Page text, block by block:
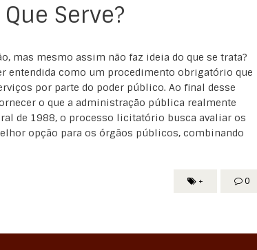
Serve?
mas mesmo assim não faz ideia do que se trata?
entendida como um procedimento obrigatório que
por parte do poder público. Ao final desse
o que a administração pública realmente
de 1988, o processo licitatório busca avaliar os
opção para os órgãos públicos, combinando
0
+